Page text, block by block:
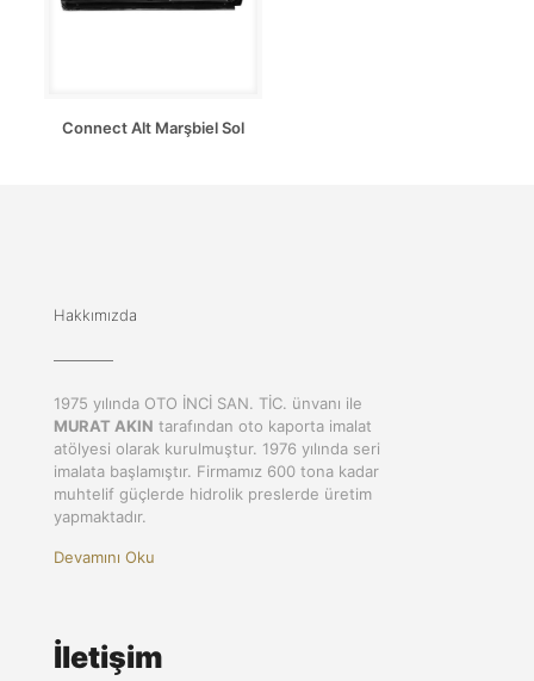
Connect Alt Marşbiel Sol
Hakkımızda
1975 yılında OTO İNCİ SAN. TİC. ünvanı ile
MURAT AKIN tarafından oto kaporta imalat
atölyesi olarak kurulmuştur. 1976 yılında seri
imalata başlamıştır. Firmamız 600 tona kadar
muhtelif güçlerde hidrolik preslerde üretim
yapmaktadır.
Devamını Oku
İletişim